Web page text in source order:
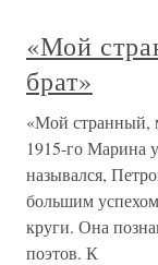
«Мой
брат»
«Мой странный,
1915-го Марина
назывался,
большим
круги. Она
поэтов. К